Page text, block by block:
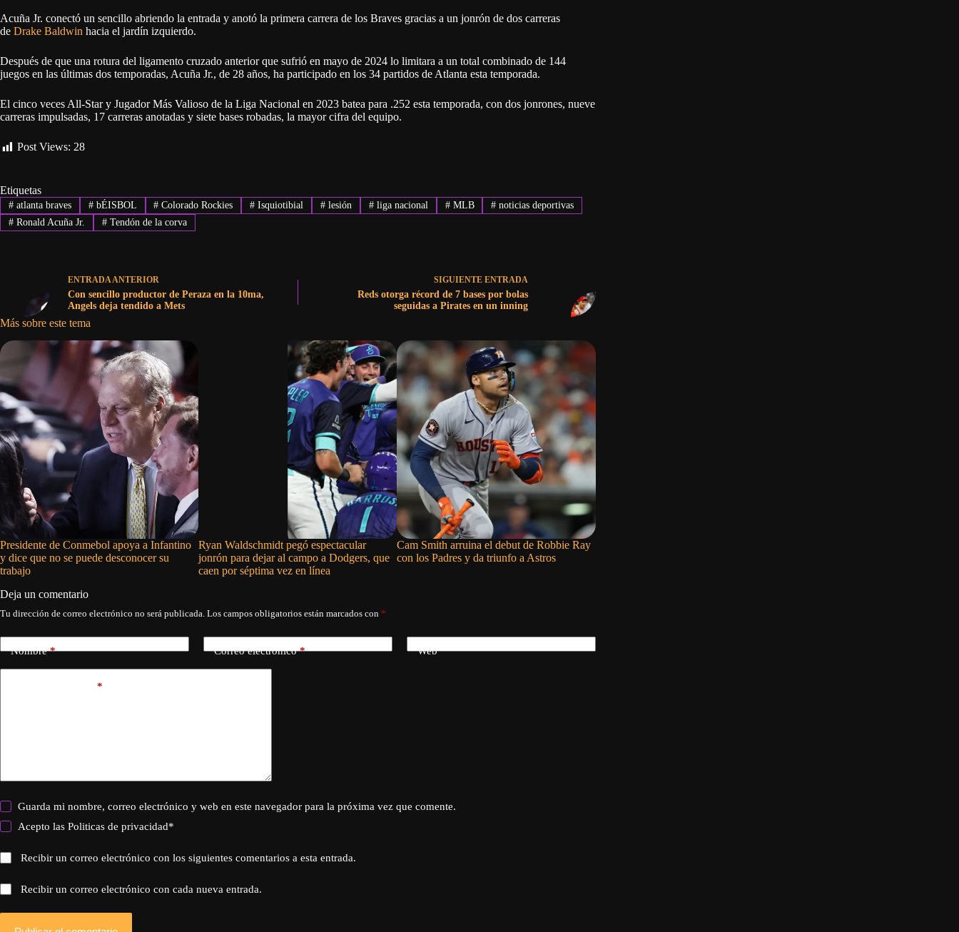
Acuña Jr. conectó un sencillo abriendo la entrada y anotó la primera carrera de los Braves gracias a un jonrón de dos carreras
de Drake Baldwin hacia el jardín izquierdo.
Después de que una rotura del ligamento cruzado anterior que sufrió en mayo de 2024 lo limitara a un total combinado de 144
juegos en las últimas dos temporadas, Acuña Jr., de 28 años, ha participado en los 34 partidos de Atlanta esta temporada.
El cinco veces All-Star y Jugador Más Valioso de la Liga Nacional en 2023 batea para .252 esta temporada, con dos jonrones, nueve
carreras impulsadas, 17 carreras anotadas y siete bases robadas, la mayor cifra del equipo.
Post Views: 28
Etiquetas
#atlanta braves #bÉISBOL # Colorado Rockies # Isquiotibial # lesión #liga nacional #MLB # noticias deportivas
#Ronald Acuña Jr. #Tendón de la corva
ENTRADAANTERIOR
Con sencillo productor de Peraza en la 10ma,
Angels deja tendido a Mets
SIGUIENTE ENTRADA
Reds otorga récord de 7 bases por bolas
seguidas a Pirates en un inning
Más sobre este tema
Presidente de Conmebol apoya a Infantino
y dice que no se puede desconocer su
trabajo
Ryan Waldschmidt pegó espectacular
jonrón para dejar al campo a Dodgers, que
caen por séptima vez en línea
Cam Smith arruina el debut de Robbie Ray
con los Padres y da triunfo a Astros
Deja un comentario
Tu dirección de correo electrónico no será publicada. Los campos obligatorios están marcados con *
Nombre* Correo electrónico* Web
*
Guarda mi nombre, correo electrónico y web en este navegador para la próxima vez que comente.
Acepto lasPoliticas de privacidad*
Recibir un correo electrónico con los siguientes comentarios a esta entrada.
Recibir un correo electrónico con cada nueva entrada.